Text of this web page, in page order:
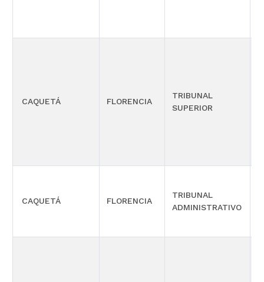
CAQUETÁ FLORENCIA
TRIBUNAL
SUPERIOR
CAQUETÁ FLORENCIA
TRIBUNAL
ADMINISTRATIVO